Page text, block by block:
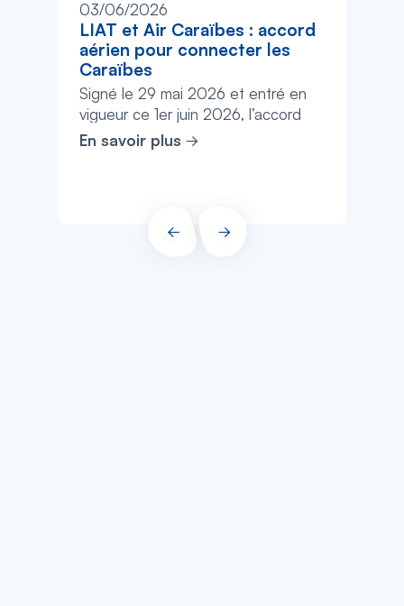
03/06/2026
LIAT et Air Caraïbes : accord
aérien pour connecter les
Caraïbes
Signé le 29 mai 2026 et entré en
vigueur ce 1er juin 2026, l’accord
interligne historique entre Air
Caraïbes et LIAT (2020) Limited
En savoir plus
PRÉCÉDENT
SUIVANT